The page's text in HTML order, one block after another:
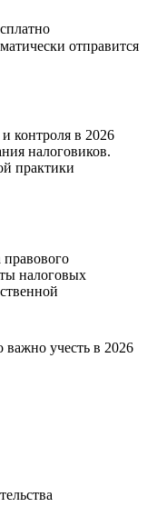
отправится
контроля в 2026
налоговиков.
практики
налоговых
важно учесть в 2026